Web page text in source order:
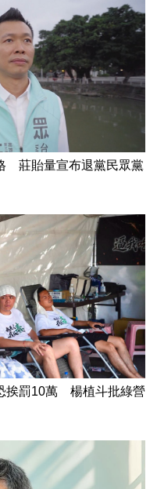
莊貽量宣布退黨民眾黨
挨罰10萬 楊植斗批綠營